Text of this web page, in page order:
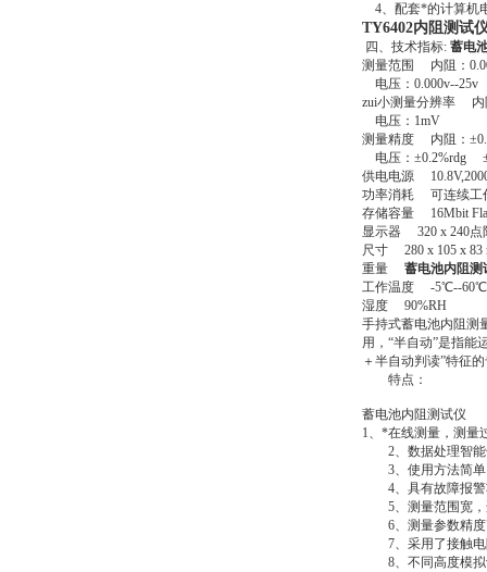
4、配套*的计算机
TY6402内阻测试
四、技术指标: 蓄电
测量范围 内阻：
电压：0.000v--25v
zui小测量分辨率 内
电压：1mV
测量精度 内阻：
电压：±0.2%rdg
供电电源
功率消耗 可连续工
存储容量 16Mbit
显示器 320 x 240点
尺寸 280 x 105 x 83
重量 蓄电池内阻测
工作温度 -5℃--60℃
湿度 90%RH
手持式蓄电池内阻测
用，“半自动”是指能
＋半自动判读”特征
特点：
蓄电池内阻测试仪
1、*在线测量，测量
2、数据处理智能
3、使用方法简单
4、具有故障报警
5、测量范围宽，
6、测量参数精度
7、采用了接触电
8、不同高度模拟